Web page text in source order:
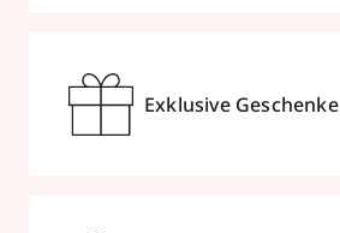
Exklusive Geschenke